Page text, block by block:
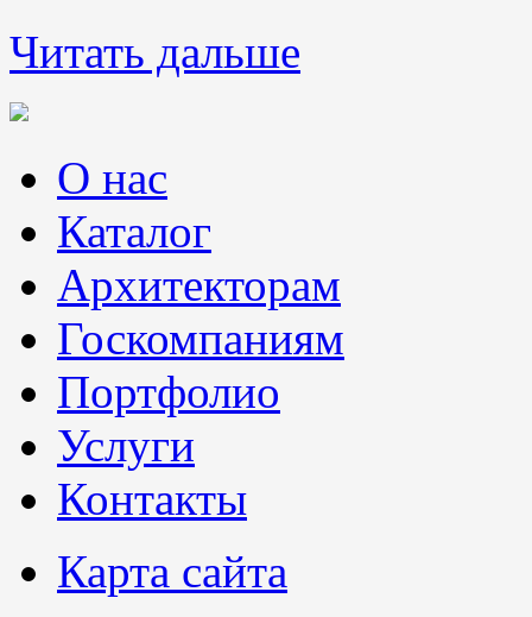
Читать дальше
О нас
Каталог
Архитекторам
Госкомпаниям
Портфолио
Услуги
Контакты
Карта сайта